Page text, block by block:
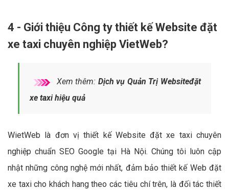
4 - Giới thiệu Công ty thiết kế Website đặt
xe taxi chuyên nghiệp VietWeb?
Xem thêm: Dịch vụ Quản Trị Websiteđặt
xe taxi hiệu quả
WietWeb là đơn vị thiết kế Website đặt xe taxi chuyên
nghiệp chuẩn SEO Google tại Hà Nội. Chúng tôi luôn cập
nhật những công nghệ mới nhất, đảm bảo thiết kế Web đặt
xe taxi cho khách hang theo các tiêu chí trên, là đối tác thiết